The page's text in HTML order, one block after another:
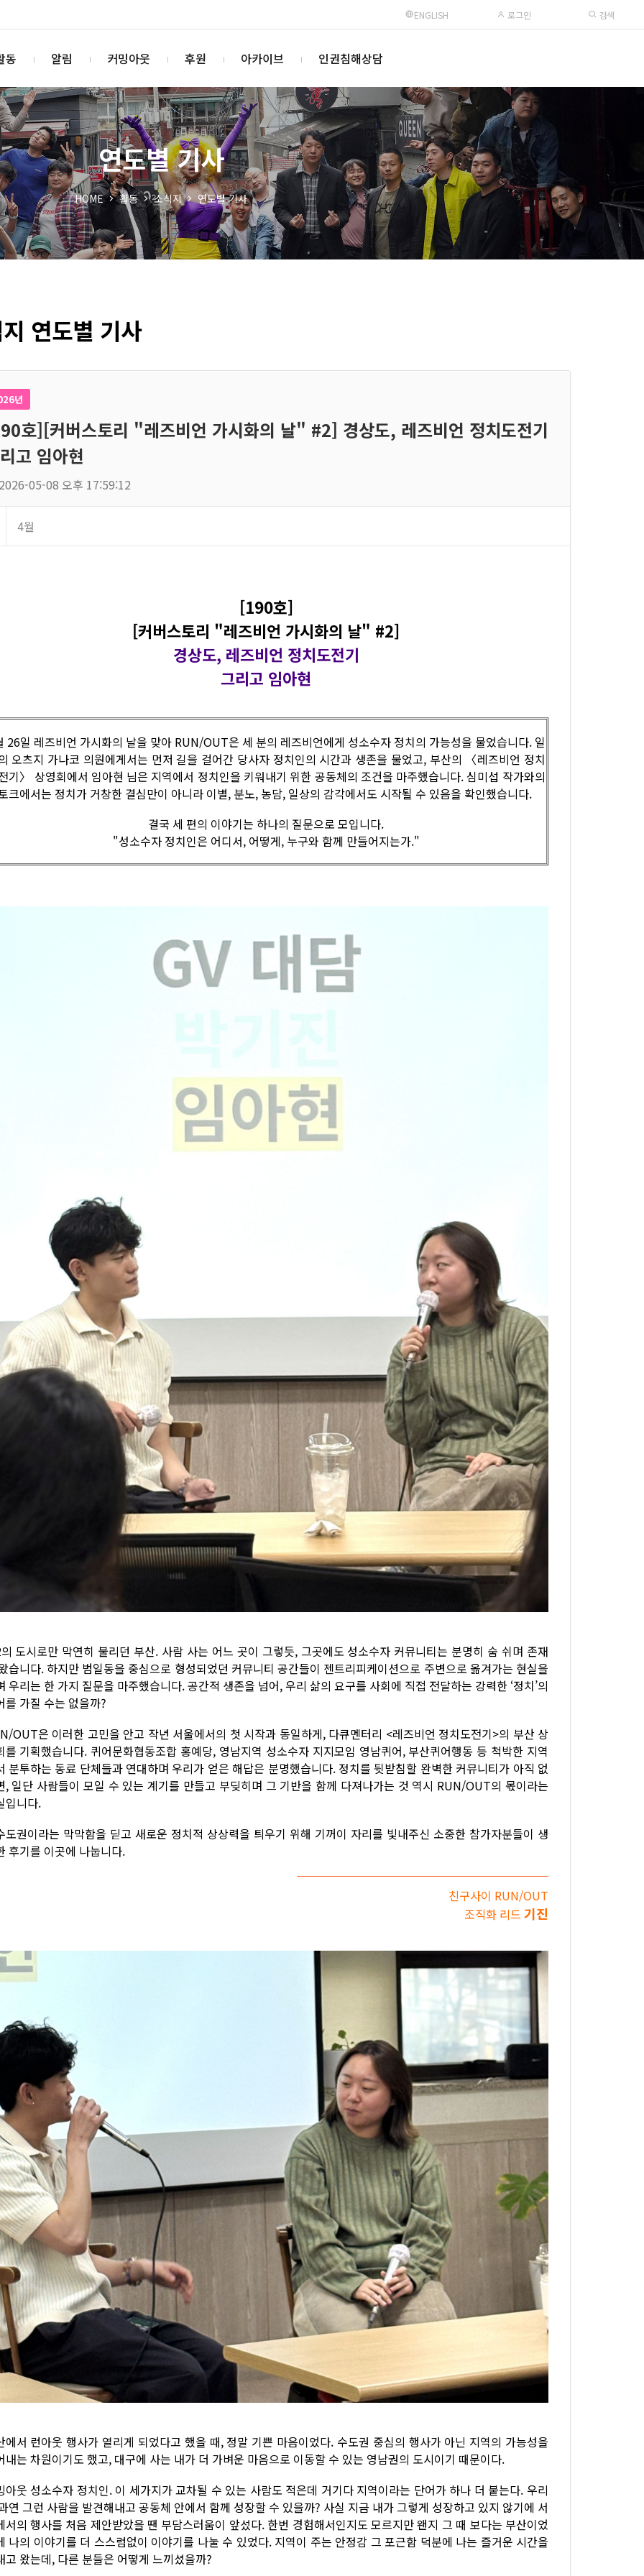
ENGLISH 로그인 검색
동 알림 커밍아웃 후원 아카이브 인권침해상담
연도별 기사
HOME 활동 소식지 연도별 기사
연도별 기사
년
호][커버스토리 "레즈비언 가시화의 날" #2] 경상도, 레즈비언 정치도전기
고 임아현
2026-05-08 오후 17:59:12
4월
[190호]
[커버스토리 "레즈비언 가시화의 날" #2]
경상도, 레즈비언 정치도전기
그리고 임아현
26일 레즈비언 가시화의 날을 맞아 RUN/OUT은 세 분의 레즈비언에게 성소수자 정치의 가능성을 물었습니다. 일
오츠지 가나코 의원에게서는 먼저 길을 걸어간 당사자 정치인의 시간과 생존을 물었고, 부산의 〈레즈비언 정치
기〉 상영회에서 임아현 님은 지역에서 정치인을 키워내기 위한 공동체의 조건을 마주했습니다. 심미섭 작가와의
크에서는 정치가 거창한 결심만이 아니라 이별, 분노, 농담, 일상의 감각에서도 시작될 수 있음을 확인했습니다.
결국 세 편의 이야기는 하나의 질문으로 모입니다.
"성소수자 정치인은 어디서, 어떻게, 누구와 함께 만들어지는가."
도시로만 막연히 불리던 부산. 사람 사는 어느 곳이 그렇듯, 그곳에도 성소수자 커뮤니티는 분명히 숨 쉬며 존재
습니다. 하지만 범일동을 중심으로 형성되었던 커뮤니티 공간들이 젠트리피케이션으로 주변으로 옮겨가는 현실을
우리는 한 가지 질문을 마주했습니다. 공간적 생존을 넘어, 우리 삶의 요구를 사회에 직접 전달하는 강력한 ‘정치’의
를 가질 수는 없을까?
OUT은 이러한 고민을 안고 작년 서울에서의 첫 시작과 동일하게, 다큐멘터리 <레즈비언 정치도전기>의 부산 상
를 기획했습니다. 퀴어문화협동조합 홍예당, 영남지역 성소수자 지지모임 영남퀴어, 부산퀴어행동 등 척박한 지역
분투하는 동료 단체들과 연대하며 우리가 얻은 해답은 분명했습니다. 정치를 뒷받침할 완벽한 커뮤니티가 아직 없
, 일단 사람들이 모일 수 있는 계기를 만들고 부딪히며 그 기반을 함께 다져나가는 것 역시 RUN/OUT의 몫이라는
입니다.
도권이라는 막막함을 딛고 새로운 정치적 상상력을 틔우기 위해 기꺼이 자리를 빛내주신 소중한 참가자분들이 생
후기를 이곳에 나눕니다.
친구사이 RUN/OUT
조직화 리드 기진
에서 런아웃 행사가 열리게 되었다고 했을 때, 정말 기쁜 마음이었다. 수도권 중심의 행사가 아닌 지역의 가능성을
내는 차원이기도 했고, 대구에 사는 내가 더 가벼운 마음으로 이동할 수 있는 영남권의 도시이기 때문이다.
아웃 성소수자 정치인. 이 세가지가 교차될 수 있는 사람도 적은데 거기다 지역이라는 단어가 하나 더 붙는다. 우리
연 그런 사람을 발견해내고 공동체 안에서 함께 성장할 수 있을까? 사실 지금 내가 그렇게 성장하고 있지 않기에 서
서의 행사를 처음 제안받았을 땐 부담스러움이 앞섰다. 한번 경험해서인지도 모르지만 왠지 그 때 보다는 부산이었
나의 이야기를 더 스스럼없이 이야기를 나눌 수 있었다. 지역이 주는 안정감 그 포근함 덕분에 나는 즐거운 시간을
고 왔는데, 다른 분들은 어떻게 느끼셨을까?